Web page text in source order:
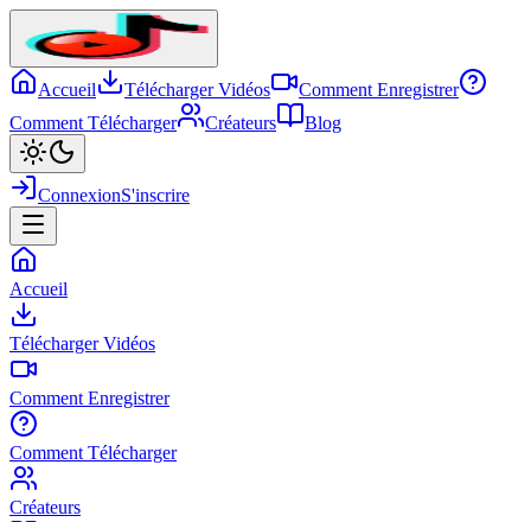
Accueil Télécharger Vidéos
Comment Enregistrer
Comment Télécharger
Créateurs Blog
ConnexionS'inscrire
Accueil
Télécharger Vidéos
Comment Enregistrer
Comment Télécharger
Créateurs